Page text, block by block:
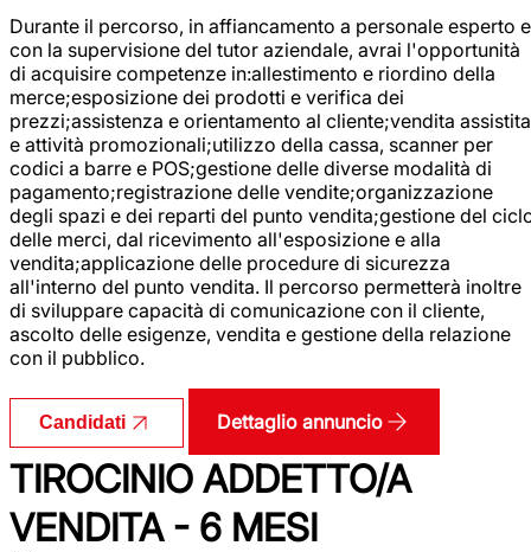
Durante il percorso, in affiancamento a personale esperto e
con la supervisione del tutor aziendale, avrai l'opportunità
di acquisire competenze in:allestimento e riordino della
merce;esposizione dei prodotti e verifica dei
prezzi;assistenza e orientamento al cliente;vendita assistita
e attività promozionali;utilizzo della cassa, scanner per
codici a barre e POS;gestione delle diverse modalità di
pagamento;registrazione delle vendite;organizzazione
degli spazi e dei reparti del punto vendita;gestione del
delle merci, dal ricevimento all'esposizione e alla
vendita;applicazione delle procedure di sicurezza
all'interno del punto vendita. Il percorso permetterà inoltre
di sviluppare capacità di comunicazione con il cliente,
ascolto delle esigenze, vendita e gestione della relazione
con il pubblico.
Candidati Dettaglio annuncio
TIROCINIO ADDETTO/A
VENDITA - 6 MESI